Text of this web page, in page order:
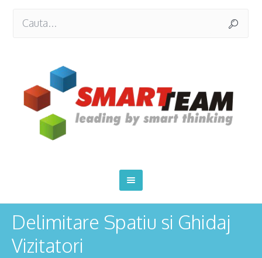
Delimitare Spatiu si Ghidaj
Vizitatori